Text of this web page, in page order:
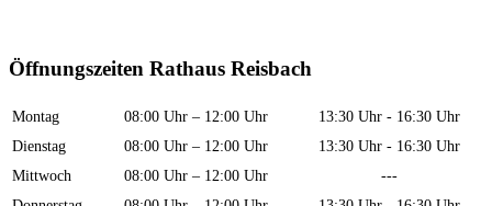
Öffnungszeiten Rathaus Reisbach
Montag 08:00 Uhr – 12:00 Uhr
13:30 Uhr - 16:30 Uhr
Dienstag
08:00 Uhr – 12:00 Uhr
13:30 Uhr - 16:30 Uhr
Mittwoch
08:00 Uhr – 12:00 Uhr
---